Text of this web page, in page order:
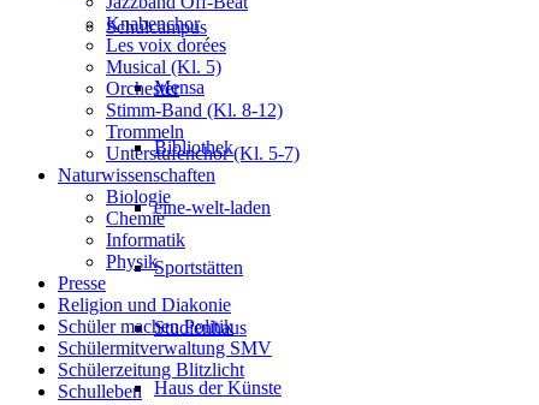
Schulcampus
Mensa
Bibliothek
eine-welt-laden
Sportstätten
Studienhaus
Haus der Künste
Knabenchor
Les voix dorées
Musical (Kl. 5)
Orchester
Stimm-Band (Kl. 8-12)
Trommeln
Unterstufenchor (Kl. 5-7)
Naturwissenschaften
Biologie
Chemie
Informatik
Physik
Presse
Religion und Diakonie
Schüler machen Politik
Schülermitverwaltung SMV
Schülerzeitung Blitzlicht
Schulleben